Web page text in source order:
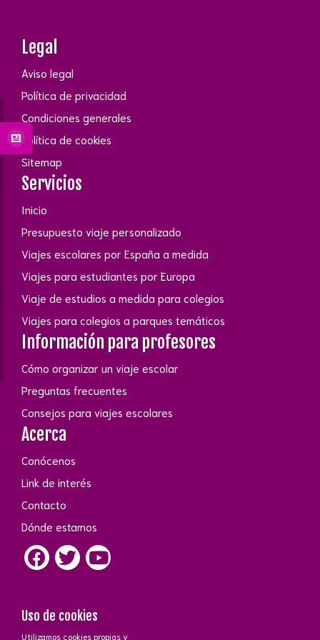
Legal
Aviso legal
Política de privacidad
Condiciones generales
Política de cookies
Sitemap
Servicios
Inicio
Presupuesto viaje personalizado
Viajes escolares por España a medida
Viajes para estudiantes por Europa
Viaje de estudios a medida para colegios
Viajes para colegios a parques temáticos
Información para profesores
Cómo organizar un viaje escolar
Preguntas frecuentes
Consejos para viajes escolares
Acerca
Conócenos
Link de interés
Contacto
Dónde estamos
Uso de cookies
Utilizamos cookies propias y